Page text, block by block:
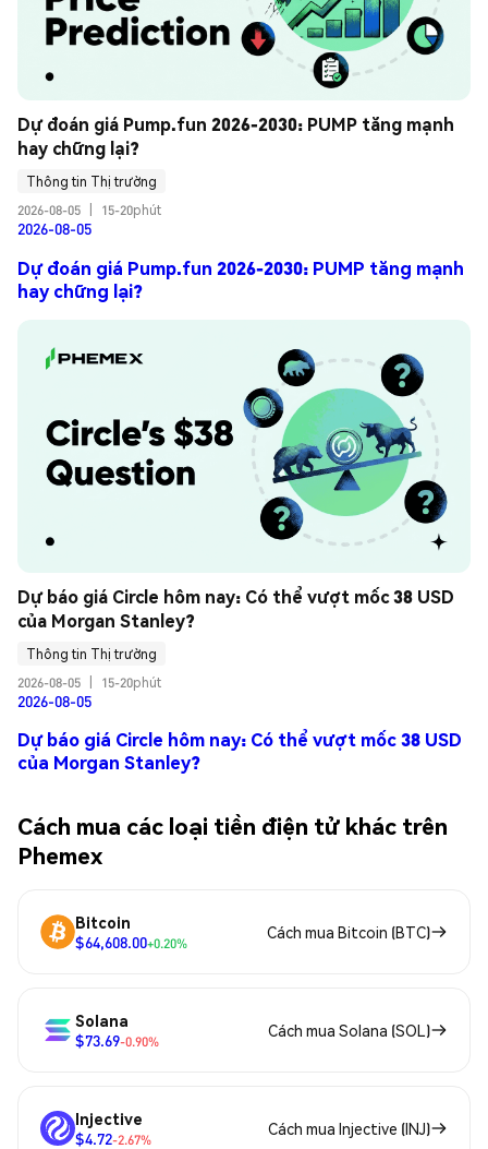
Dự đoán giá Pump.fun 2026-2030: PUMP tăng mạnh
hay chững lại?
Thông tin Thị trường
2026-08-05
15-20phút
2026-08-05
Dự đoán giá Pump.fun 2026-2030: PUMP tăng mạnh
hay chững lại?
Dự báo giá Circle hôm nay: Có thể vượt mốc 38 USD
của Morgan Stanley?
Thông tin Thị trường
2026-08-05
15-20phút
2026-08-05
Dự báo giá Circle hôm nay: Có thể vượt mốc 38 USD
của Morgan Stanley?
Cách mua các loại tiền điện tử khác trên
Phemex
Bitcoin
$64,608.00+0.20%
Cách mua Bitcoin (BTC)
Solana
$73.69-0.90%
Cách mua Solana (SOL)
Injective
$4.72-2.67%
Cách mua Injective (INJ)